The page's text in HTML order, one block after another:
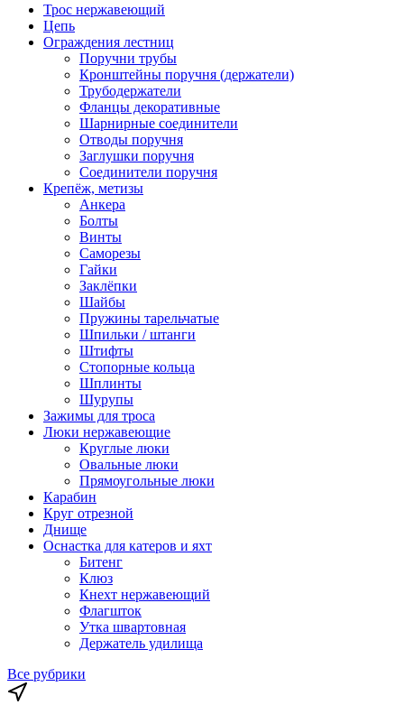
Трос нержавеющий
Цепь
Ограждения лестниц
Поручни трубы
Кронштейны поручня (держатели)
Трубодержатели
Фланцы декоративные
Шарнирные соединители
Отводы поручня
Заглушки поручня
Соединители поручня
Крепёж, метизы
Анкера
Болты
Винты
Саморезы
Гайки
Заклёпки
Шайбы
Пружины тарельчатые
Шпильки / штанги
Штифты
Стопорные кольца
Шплинты
Шурупы
Зажимы для троса
Люки нержавеющие
Круглые люки
Овальные люки
Прямоугольные люки
Карабин
Круг отрезной
Днище
Оснастка для катеров и яхт
Битенг
Клюз
Кнехт нержавеющий
Флагшток
Утка швартовная
Держатель удилища
Все рубрики